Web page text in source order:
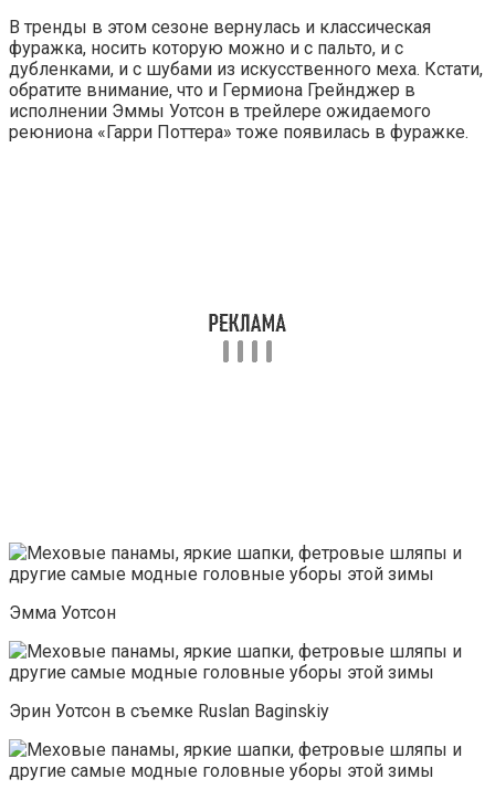
В тренды в этом сезоне вернулась и классическая
фуражка, носить которую можно и с пальто, и с
дубленками, и с шубами из искусственного меха. Кстати,
обратите внимание, что и Гермиона Грейнджер в
исполнении Эммы Уотсон в трейлере ожидаемого
реюниона «Гарри Поттера» тоже появилась в фуражке.
Эмма Уотсон
Эрин Уотсон в съемке Ruslan Baginskiy